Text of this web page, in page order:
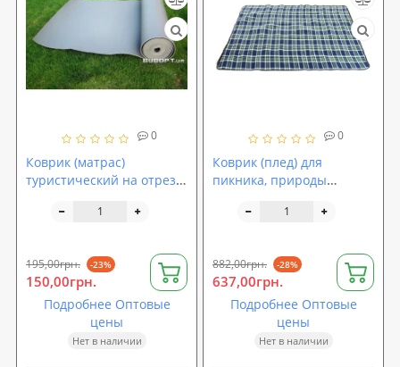
0
Коврик (матрас)
туристический на отрез
(FI-0027)
195,00грн. -23%
150,00грн.
Подробнее Оптовые
цены
Нет в наличии
0
Коврик (плед) для
пикника, природы
882,00грн. -28%
637,00грн.
Подробнее Оптовые
цены
Нет в наличии